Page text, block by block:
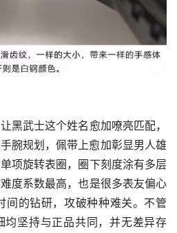
黑武士这个姓名愈加嘹亮匹配，
腕规划，佩带上愈加彰显男人雄
项旋转表圈，圈下刻度涂有多层
度系数最高，也是很多表友偏心
间的钻研，攻破种种难关。不管
均坚持与正品共同，并无差异存